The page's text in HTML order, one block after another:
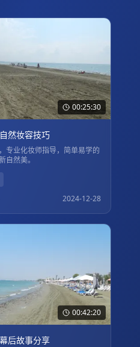
00:25:30
然妆容技巧
专业化妆师指导，简单易学的
自然美。
2024-12-28
00:42:20
后故事分享